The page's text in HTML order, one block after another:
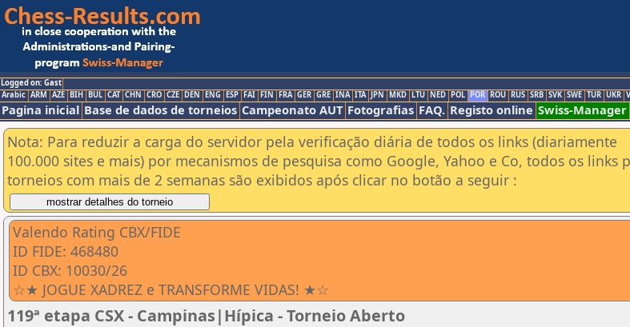
Logged on: Gast
Arabic ARM AZE BIH BUL CAT CHN CRO CZE DEN ENG ESP FAI FIN FRA GER GRE INA ITA JPN MKD LTU NED POL POR ROU RUS SRB SVK SWE TUR UKR
Pagina inicial Base de dados de torneios Campeonato AUT Fotografias FAQ. Registo online Swiss-Manager
Nota: Para reduzir a carga do servidor pela verificação diária de todos os links (diariamente
100.000 sites e mais) por mecanismos de pesquisa como Google, Yahoo e Co, todos os links
torneios com mais de 2 semanas são exibidos após clicar no botão a seguir :
Valendo Rating CBX/FIDE
ID FIDE: 468480
ID CBX: 10030/26
☆★ JOGUE XADREZ e TRANSFORME VIDAS! ★☆
119ª etapa CSX - Campinas|Hípica - Torneio Aberto